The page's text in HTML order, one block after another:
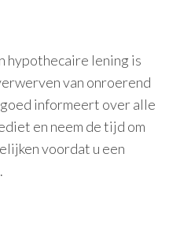
hypothecaire lening is
van onroerend
informeert over alle
en neem de tijd om
voordat u een